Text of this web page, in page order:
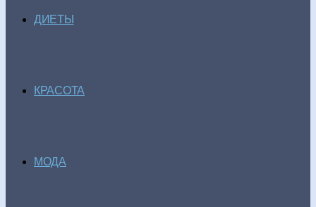
ДИЕТЫ
КРАСОТА
МОДА